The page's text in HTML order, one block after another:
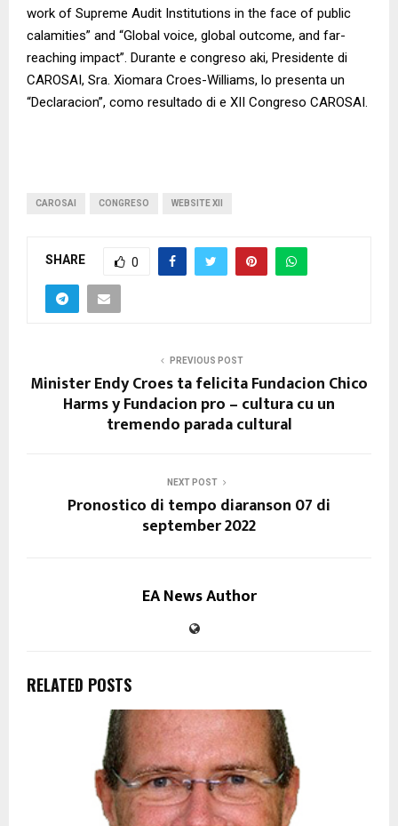
work of Supreme Audit Institutions in the face of public
calamities” and “Global voice, global outcome, and far-
reaching impact”. Durante e congreso aki, Presidente di
CAROSAI, Sra. Xiomara Croes-Williams, lo presenta un
“Declaracion”, como resultado di e XII Congreso CAROSAI.
CAROSAI CONGRESO WEBSITE XII
SHARE 0
PREVIOUS POST
Minister Endy Croes ta felicita Fundacion Chico
Harms y Fundacion pro – cultura cu un
tremendo parada cultural
NEXT POST
Pronostico di tempo diaranson 07 di
september 2022
EA News Author
RELATED POSTS